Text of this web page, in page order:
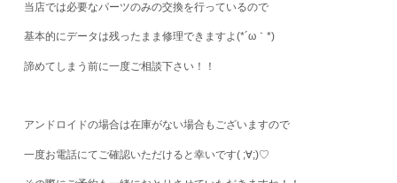
当店では必要なパーツのみの交換を行っているので
基本的にデータは残ったまま修理できますよ(*´ω｀*)
諦めてしまう前に一度ご相談下さい！！
アンドロイドの場合は在庫がない場合もございますので
一度お電話にてご確認いただけると幸いです( ;∀;)♡